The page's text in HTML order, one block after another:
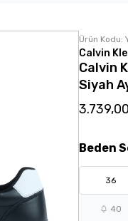
Ürün Kodu:
Calvin
Calvin
Siyah
Beden
36
40